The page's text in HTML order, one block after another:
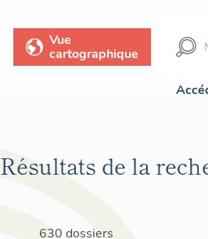
Vue
cartographique
Résultats de la
630 dossiers